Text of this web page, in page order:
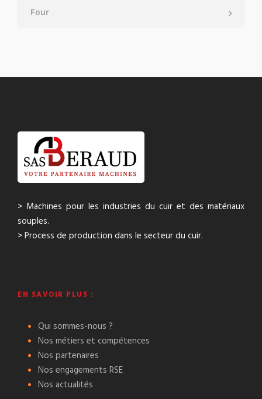
Four
> Machines pour les industries du cuir et des matériaux
souples.
> Process de production dans le secteur du cuir.
EN SAVOIR PLUS :
Qui sommes-nous ?
Nos métiers et compétences
Nos partenaires
Nos engagements RSE
Nos actualités